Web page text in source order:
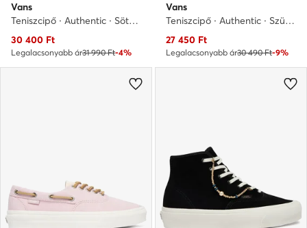
Vans
Teniszcipő · Authentic · Sötétszürke
Aktuális ár
30 400 Ft
Legalacsonyabb ár31 990 Ft-4%
Vans
Teniszcipő · Authentic · Szürke
Aktuális ár
27 450 Ft
Legalacsonyabb ár30 490 Ft-9%